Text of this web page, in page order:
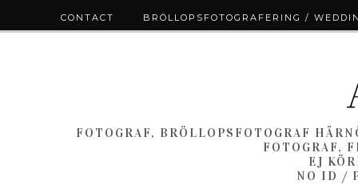
FOTOGRAF, BRÖLLOPSFOTOGRAF
FOTOGRAF,
EJ
NO ID /
CONTACT BRÖLLOPSFOTOGRAFERING /